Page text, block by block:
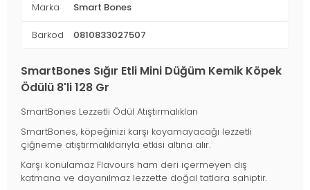
Marka Smart Bones
Barkod 0810833027507
SmartBones Sığır Etli Mini Düğüm Kemik Köpek
Ödülü 8'li 128 Gr
SmartBones Lezzetli Ödül Atıştırmalıkları
SmartBones, köpeğinizi karşı koyamayacağı lezzetli
çiğneme atıştırmalıklarıyla etkisi altına alır.
Karşı konulamaz Flavours ham deri içermeyen dış
katmana ve dayanılmaz lezzette doğal tatlara sahiptir.